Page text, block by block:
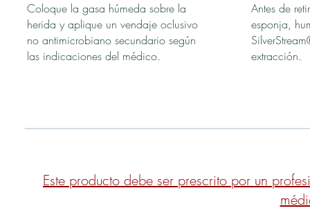
Coloque la gasa húmeda sobre la
herida y aplique un vendaje oclusivo
no antimicrobiano secundario según
las indicaciones del médico.
Antes de
esponja,
extracción.
Este producto debe ser prescrito por un